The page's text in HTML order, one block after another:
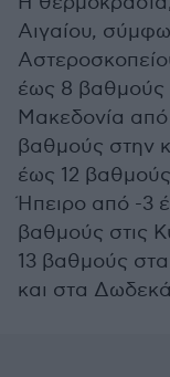
Αιγαίου,
έως 8 βαθμούς
Μακεδονία
βαθμούς στην
έως 12
Ήπειρο από -3
βαθμούς στις
13 βαθμούς
και στα